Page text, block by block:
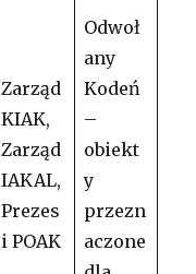
Zarząd
KIAK,
Zarząd
IAKAL,
Prezes
i POAK
Odwoł
any
Kodeń
–
obiekt
y
przezn
aczone